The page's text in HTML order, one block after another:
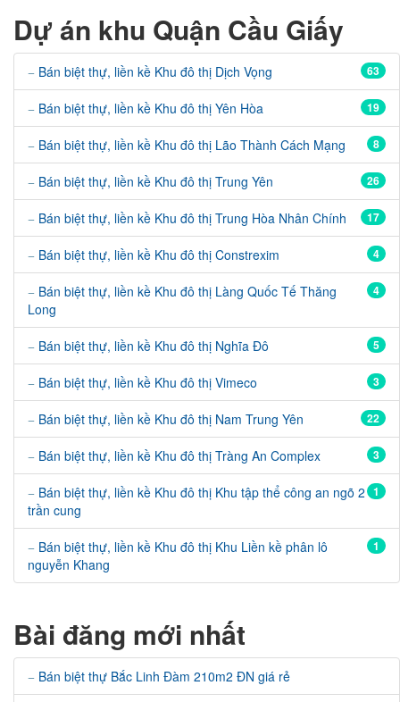
Dự án khu Quận Cầu Giấy
63
Bán biệt thự, liền kề Khu đô thị Dịch Vọng
19
Bán biệt thự, liền kề Khu đô thị Yên Hòa
8
Bán biệt thự, liền kề Khu đô thị Lão Thành Cách Mạng
26
Bán biệt thự, liền kề Khu đô thị Trung Yên
17
Bán biệt thự, liền kề Khu đô thị Trung Hòa Nhân Chính
4
Bán biệt thự, liền kề Khu đô thị Constrexim
4
Bán biệt thự, liền kề Khu đô thị Làng Quốc Tế Thăng
Long
5
Bán biệt thự, liền kề Khu đô thị Nghĩa Đô
3
Bán biệt thự, liền kề Khu đô thị Vimeco
22
Bán biệt thự, liền kề Khu đô thị Nam Trung Yên
3
Bán biệt thự, liền kề Khu đô thị Tràng An Complex
1
Bán biệt thự, liền kề Khu đô thị Khu tập thể công an ngõ 2
trần cung
1
Bán biệt thự, liền kề Khu đô thị Khu Liền kề phân lô
nguyễn Khang
Bài đăng mới nhất
Bán biệt thự Bắc Linh Đàm 210m2 ĐN giá rẻ